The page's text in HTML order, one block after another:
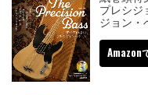
プレシジ
ジョン・
Amazon